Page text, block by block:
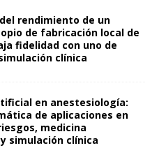
rendimiento de un
de fabricación local de
fidelidad con uno de
clínica
en anestesiología:
de aplicaciones en
medicina
simulación clínica